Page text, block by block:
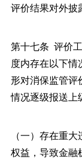
评价结果对外披
第十七条 评价
度内存在以下
形对消保监管评
情况逐级报送上
（一）存在重
权益，导致金融